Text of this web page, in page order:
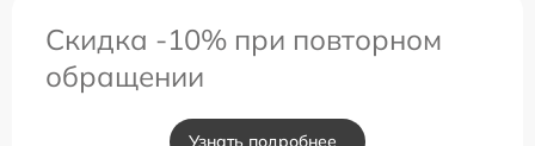
Скидка -10% при повторном
обращении
Узнать подробнее